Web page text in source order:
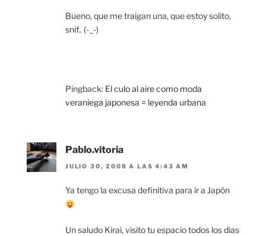
Bueno, que me traigan una, que estoy solito,
snif.. (-_-)
Pingback: El culo al aire como moda
veraniega japonesa = leyenda urbana
Pablo.vitoria
JULIO 30, 2008 A LAS 4:43 AM
Ya tengo la excusa definitiva para ir a Japón
Un saludo Kirai, visito tu espacio todos los dias